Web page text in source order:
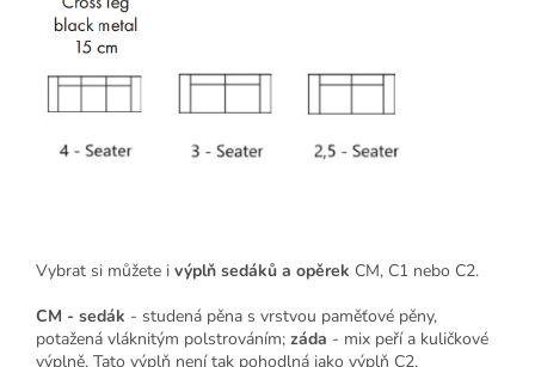
Vybrat si můžete i výplň sedáků a opěrek CM, C1 nebo C2.
CM - sedák - studená pěna s vrstvou paměťové pěny,
potažená vláknitým polstrováním; záda - mix peří a kuličkové
výplně. Tato výplň není tak pohodlná jako výplň C2.